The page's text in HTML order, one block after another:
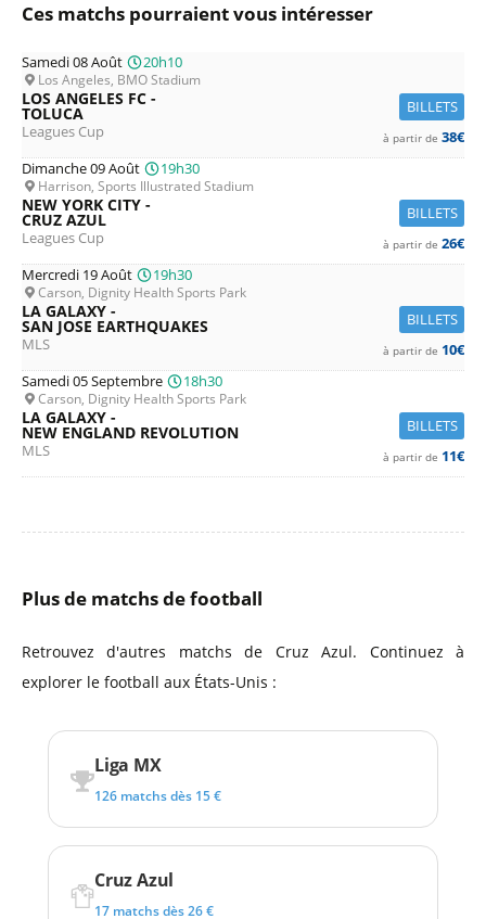
Ces matchs pourraient vous intéresser
Samedi 08 Août 20h10
Los Angeles, BMO Stadium
BILLETS
LOS ANGELES FC -
TOLUCA
Leagues Cup à partir de 38€
Dimanche 09 Août
19h30
Harrison, Sports Illustrated Stadium
BILLETS
NEW YORK CITY -
CRUZ AZUL
Leagues Cup à partir de 26€
Mercredi 19 Août
19h30
Carson, Dignity Health Sports Park
BILLETS
LA GALAXY -
SAN JOSE EARTHQUAKES
MLS à partir de 10€
Samedi 05 Septembre
18h30
Carson, Dignity Health Sports Park
BILLETS
LA GALAXY -
NEW ENGLAND REVOLUTION
MLS à partir de 11€
Plus de matchs de football
Retrouvez d'autres matchs de Cruz Azul. Continuez à
explorer le football aux États-Unis :
Liga MX
126 matchs dès 15 €
Cruz Azul
17 matchs dès 26 €